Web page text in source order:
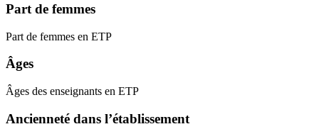
Part de femmes
Part de femmes en ETP
Âges
Âges des enseignants en ETP
Ancienneté dans l’établissement